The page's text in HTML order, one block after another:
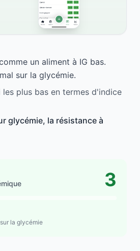
un aliment à IG bas.
sur la glycémie.
plus bas en termes d'indice
glycémie, la résistance à
3
la glycémie